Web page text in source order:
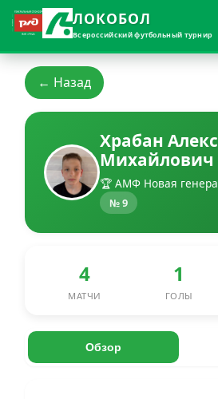
ЛОКОБОЛ
Всероссийский футбольный турнир
← Назад
Храбан
Михайлович
🏆 АМФ Новая
№ 9
4
МАТЧИ
1
ГОЛЫ
Обзор